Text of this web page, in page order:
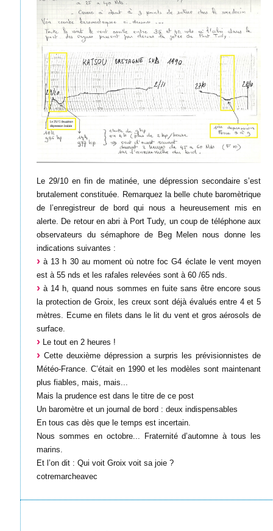
Le 29/10 en fin de matinée, une dépression secondaire s’est
brutalement constituée. Remarquez la belle chute baromètrique
de l’enregistreur de bord qui nous a heureusement mis en
alerte. De retour en abri à Port Tudy, un coup de téléphone aux
observateurs du sémaphore de Beg Melen nous donne les
indications suivantes :
à 13 h 30 au moment où notre foc G4 éclate le vent moyen
est à 55 nds et les rafales relevées sont à 60 /65 nds.
à 14 h, quand nous sommes en fuite sans être encore sous
la protection de Groix, les creux sont déjà évalués entre 4 et 5
mètres. Ecume en filets dans le lit du vent et gros aérosols de
surface.
Le tout en 2 heures !
Cette deuxième dépression a surpris les prévisionnistes de
Météo-France. C’était en 1990 et les modèles sont maintenant
plus fiables, mais, mais...
Mais la prudence est dans le titre de ce post
Un baromètre et un journal de bord : deux indispensables
En tous cas dès que le temps est incertain.
Nous sommes en octobre... Fraternité d’automne à tous les
marins.
Et l’on dit : Qui voit Groix voit sa joie ?
cotremarcheavec